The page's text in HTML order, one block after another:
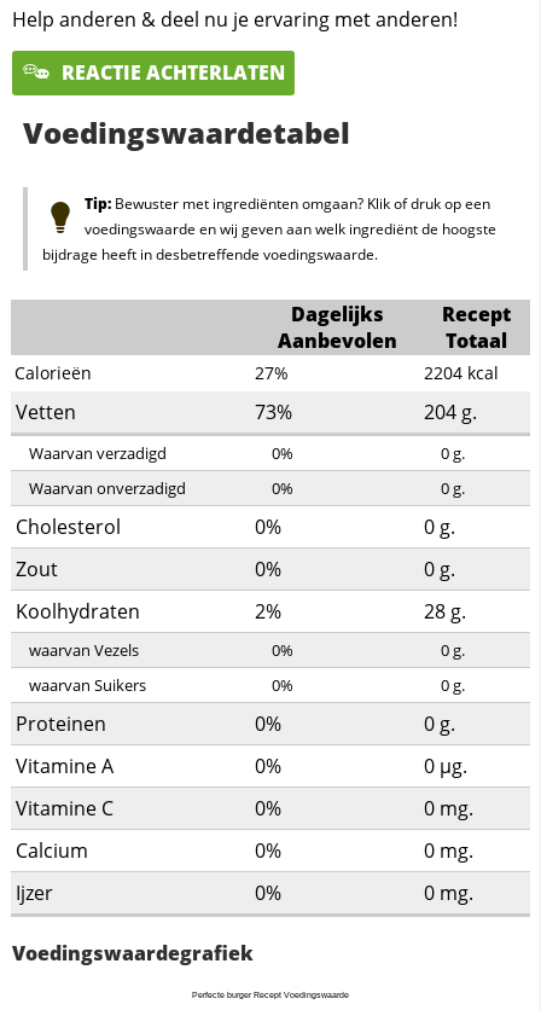
Help anderen & deel nu je ervaring met anderen!
REACTIE ACHTERLATEN
Voedingswaardetabel
Tip:Bewuster met ingrediënten omgaan? Klik of druk op een
voedingswaarde en wij geven aan welk ingrediënt de hoogste
bijdrage heeft in desbetreffende voedingswaarde.
Dagelijks
Aanbevolen
Recept
Totaal
Calorieën 27% 2204 kcal
Vetten 73% 204g.
Waarvan verzadigd 0% 0g.
Waarvan onverzadigd
0% 0g.
Cholesterol 0% 0g.
Zout
0% 0g.
Koolhydraten
2% 28g.
waarvan Vezels 0% 0g.
waarvan Suikers
0% 0g.
Proteinen 0% 0g.
Vitamine A
0% 0 µg.
Vitamine C
0% 0 mg.
Calcium
0% 0 mg.
Ijzer
0% 0 mg.
Voedingswaardegrafiek